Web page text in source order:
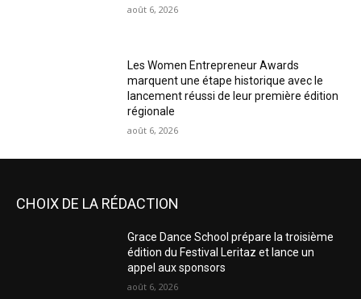
août 6, 2026
Les Women Entrepreneur Awards
marquent une étape historique avec le
lancement réussi de leur première édition
régionale
août 6, 2026
CHOIX DE LA RÉDACTION
Grace Dance School prépare la troisième
édition du Festival Leritaz et lance un
appel aux sponsors
août 6, 2026